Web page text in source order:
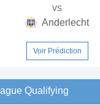
vs
Anderlecht
Voir Prédiction
Qualifying